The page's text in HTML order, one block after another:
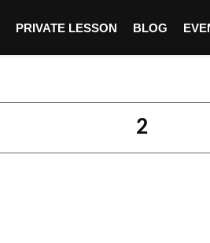
PRIVATE LESSON BLOG
2